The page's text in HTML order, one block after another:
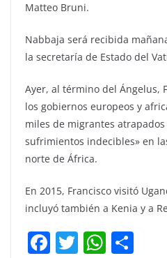
Matteo Bruni.
Nabbaja será recibida
la secretaría de Estado del
Ayer, al término del Ángelus,
los gobiernos europeos y
miles de migrantes
sufrimientos indecibles» en
norte de África.
En 2015, Francisco visitó
incluyó también a Kenia y a
F T W